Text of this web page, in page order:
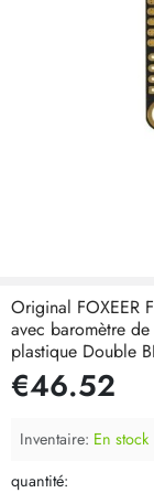
Original FOXEER
avec baromètre
plastique Double
€46.52
Inventaire: En stock
quantité: